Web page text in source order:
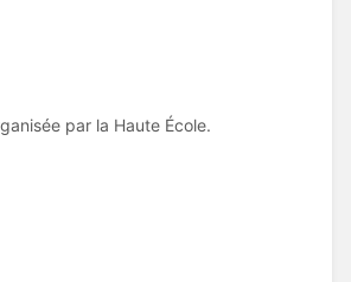
par la Haute École.